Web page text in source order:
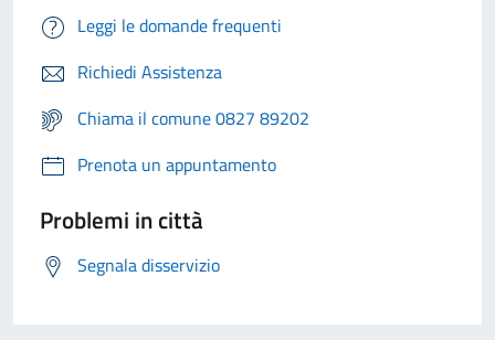
Leggi le domande frequenti
Richiedi Assistenza
Chiama il comune 0827 89202
Prenota un appuntamento
Problemi in città
Segnala disservizio